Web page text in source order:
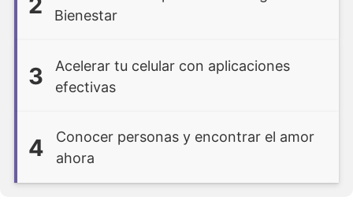
Bienestar
3
Acelerar tu celular con aplicaciones
efectivas
4
Conocer personas y encontrar el amor
ahora